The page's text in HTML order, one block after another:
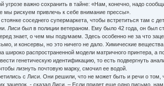
угрозе важно сохранить в тайне: «Нам, конечно, надо
мы рискуем привлечь к себе внимание прессы».
соседнего супермаркета, чтобы встретиться там с
Лиси был в полиции ветераном. Ему было 42 года, он был
знает, о чем мы подумаем. Здесь особенно не за что
и консервы, но это ничего не дало. Химические
распространенной модели матричного принтера, а
генетическую идентификацию, то есть подвергнуть
лизнуть почтовую марку, смочил ее водой.
с Лиси. Они решили, что не может быть и речи о том,
зацепок, - сказал Лиси. – Если придет еще одно письмо,